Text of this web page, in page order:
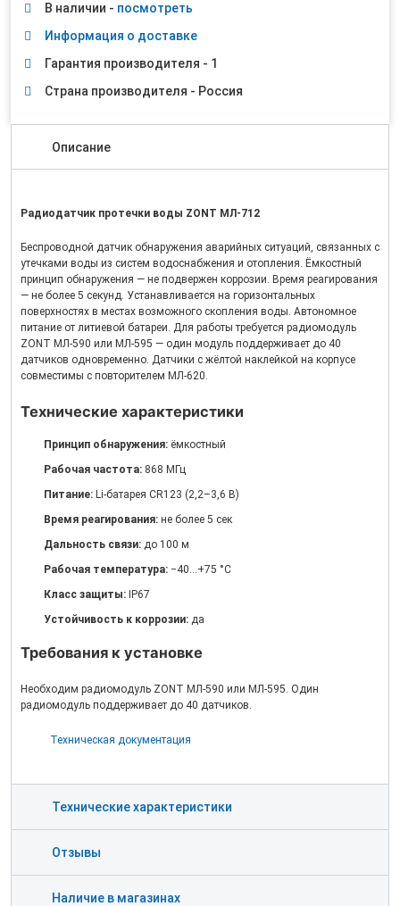
В наличии - посмотреть
Информация о доставке
Гарантия производителя - 1
Страна производителя - Россия
Описание
Радиодатчик протечки воды ZONT МЛ-712
Беспроводной датчик обнаружения аварийных ситуаций, связанных с
утечками воды из систем водоснабжения и отопления. Ёмкостный
принцип обнаружения — не подвержен коррозии. Время реагирования
— не более 5 секунд. Устанавливается на горизонтальных
поверхностях в местах возможного скопления воды. Автономное
питание от литиевой батареи. Для работы требуется радиомодуль
ZONT МЛ-590 или МЛ-595 — один модуль поддерживает до 40
датчиков одновременно. Датчики с жёлтой наклейкой на корпусе
совместимы с повторителем МЛ-620.
Технические характеристики
Принцип обнаружения: ёмкостный
Рабочая частота: 868 МГц
Питание: Li-батарея CR123 (2,2–3,6 В)
Время реагирования: не более 5 сек
Дальность связи: до 100 м
Рабочая температура: −40…+75 °C
Класс защиты: IP67
Устойчивость к коррозии: да
Требования к установке
Необходим радиомодуль ZONT МЛ-590 или МЛ-595. Один
радиомодуль поддерживает до 40 датчиков.
Техническая документация
Технические характеристики
Отзывы
Наличие в магазинах